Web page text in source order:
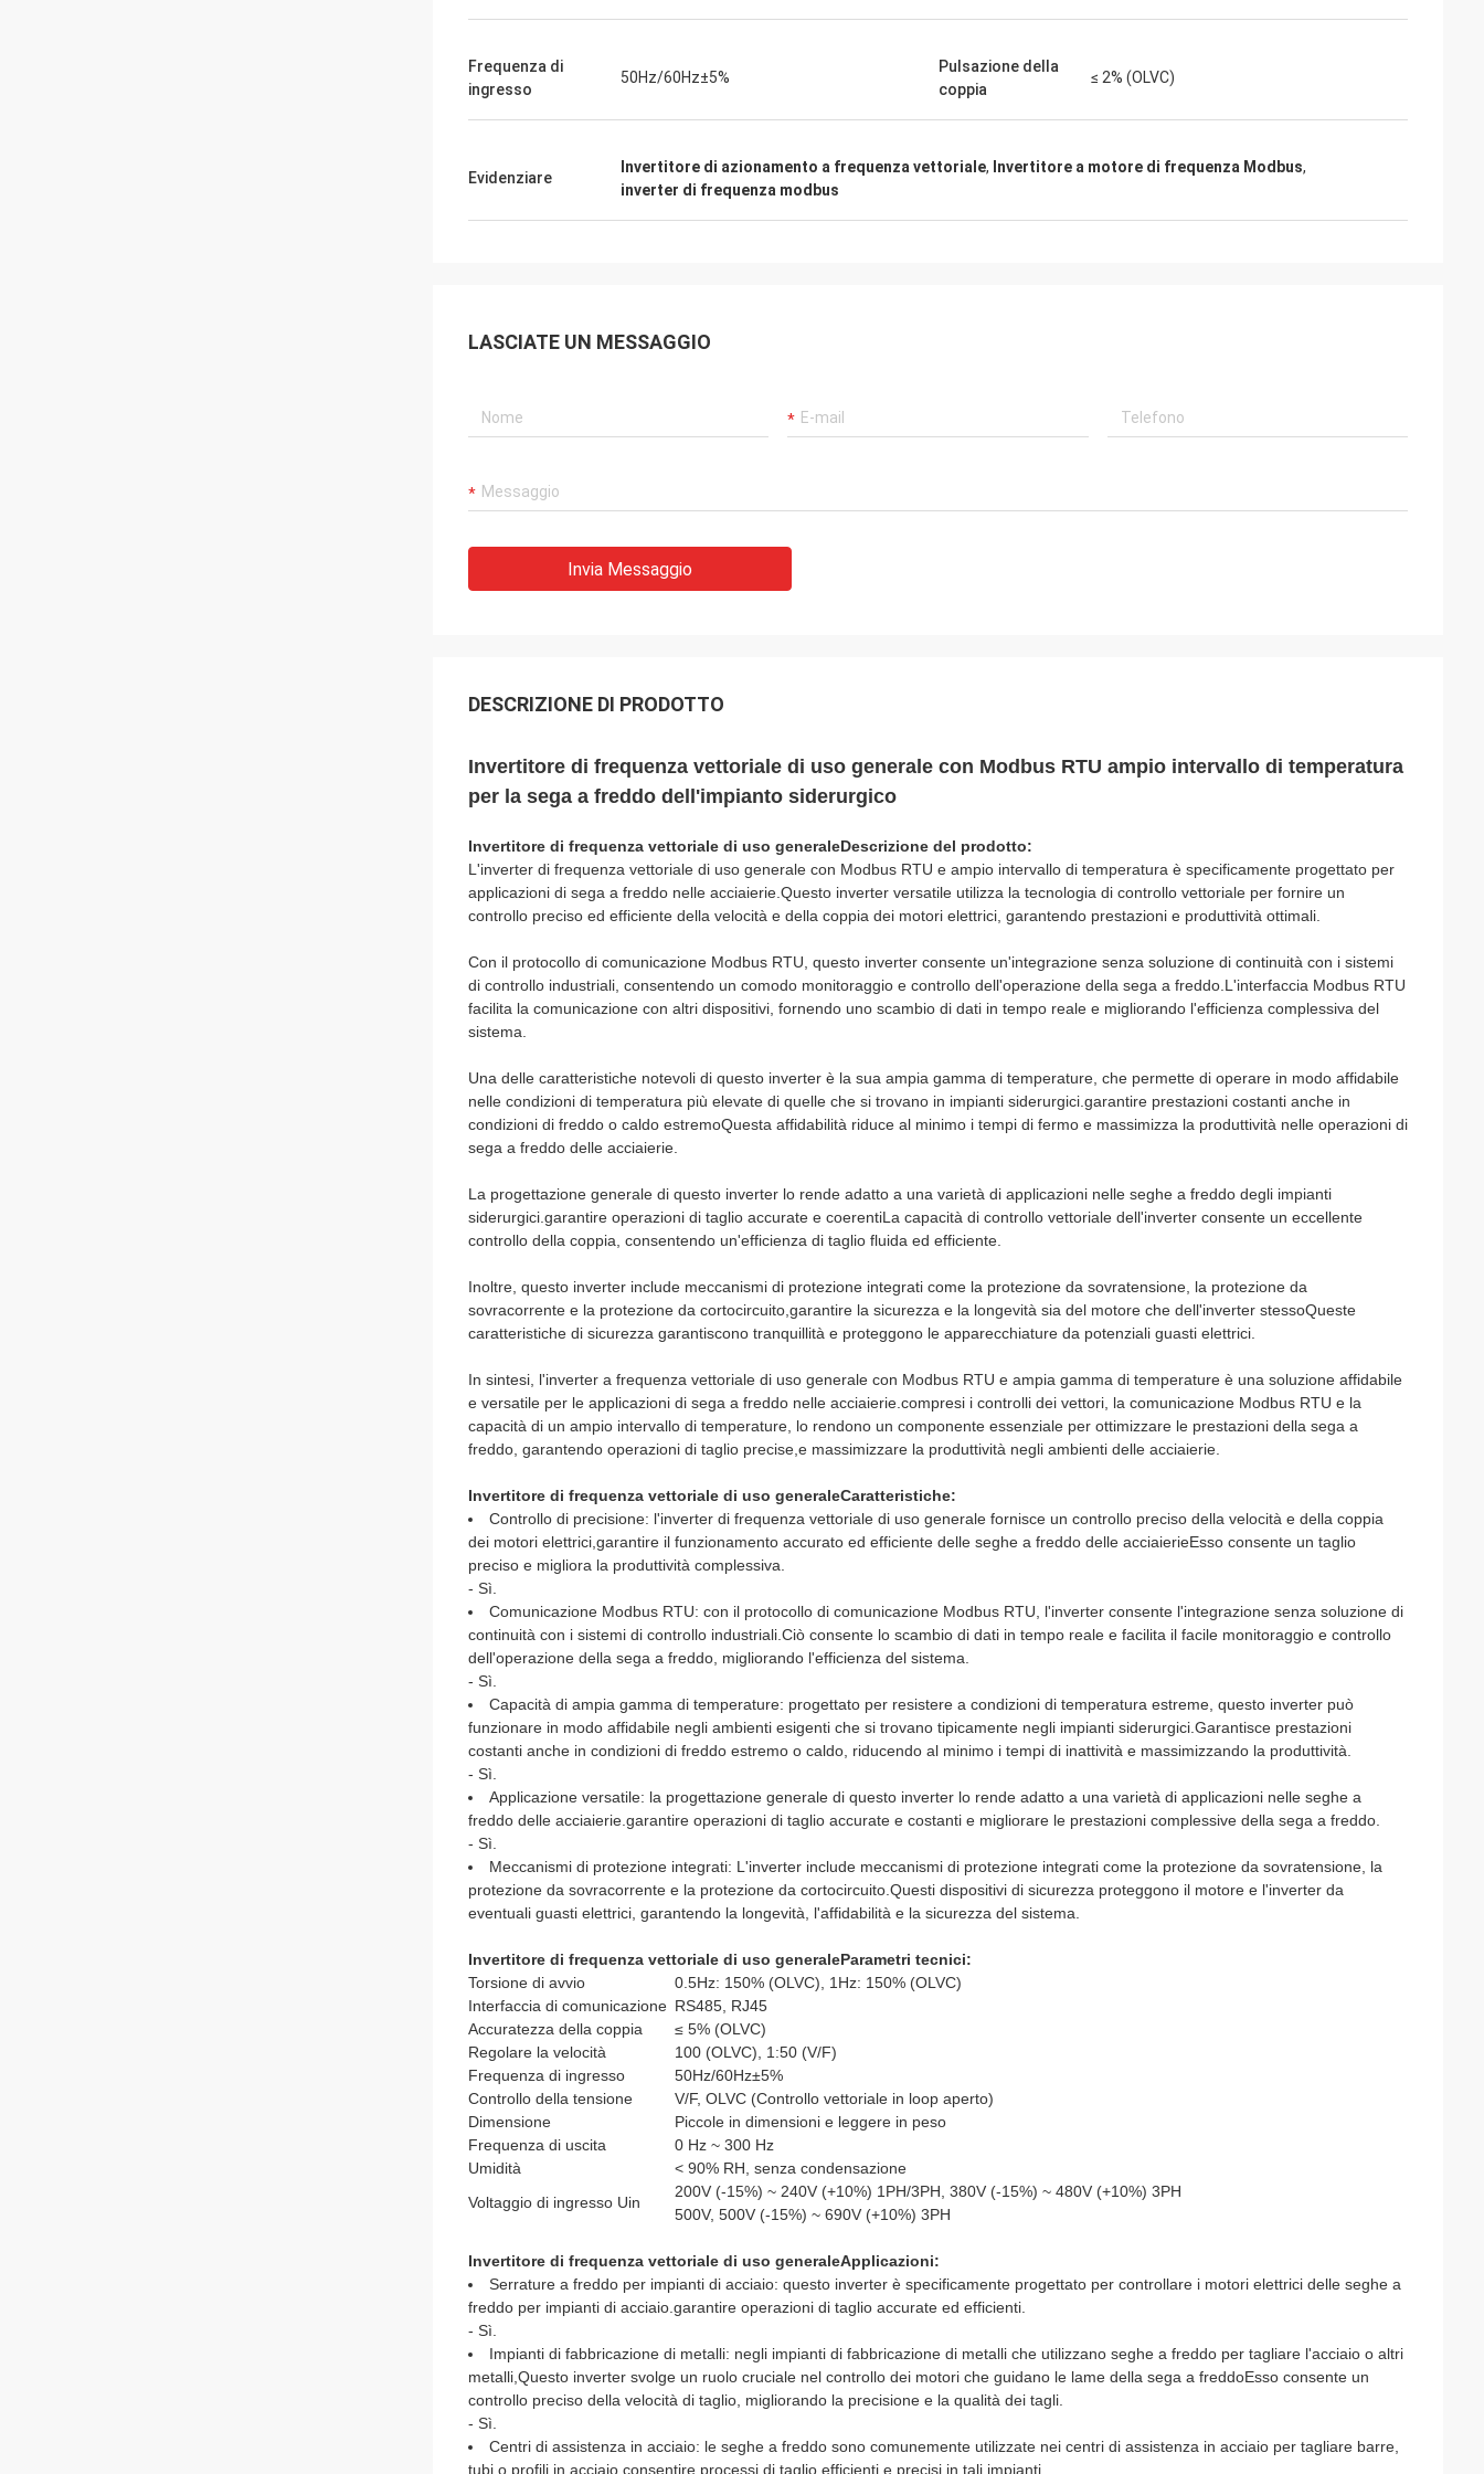
Frequenza di
ingresso
50Hz/60Hz±5%
Pulsazione della
coppia
≤ 2% (OLVC)
Evidenziare
Invertitore di azionamento a frequenza vettoriale, Invertitore a motore di frequenza Modbus,
inverter di frequenza modbus
LASCIATE UN MESSAGGIO
Invia Messaggio
DESCRIZIONE DI PRODOTTO
Invertitore di frequenza vettoriale di uso generale con Modbus RTU ampio intervallo di temperatura
per la sega a freddo dell'impianto siderurgico
Invertitore di frequenza vettoriale di uso generaleDescrizione del prodotto:
L'inverter di frequenza vettoriale di uso generale con Modbus RTU e ampio intervallo di temperatura è specificamente progettato per
applicazioni di sega a freddo nelle acciaierie.Questo inverter versatile utilizza la tecnologia di controllo vettoriale per fornire un
controllo preciso ed efficiente della velocità e della coppia dei motori elettrici, garantendo prestazioni e produttività ottimali.
Con il protocollo di comunicazione Modbus RTU, questo inverter consente un'integrazione senza soluzione di continuità con i sistemi
di controllo industriali, consentendo un comodo monitoraggio e controllo dell'operazione della sega a freddo.L'interfaccia Modbus RTU
facilita la comunicazione con altri dispositivi, fornendo uno scambio di dati in tempo reale e migliorando l'efficienza complessiva del
sistema.
Una delle caratteristiche notevoli di questo inverter è la sua ampia gamma di temperature, che permette di operare in modo affidabile
nelle condizioni di temperatura più elevate di quelle che si trovano in impianti siderurgici.garantire prestazioni costanti anche in
condizioni di freddo o caldo estremoQuesta affidabilità riduce al minimo i tempi di fermo e massimizza la produttività nelle operazioni di
sega a freddo delle acciaierie.
La progettazione generale di questo inverter lo rende adatto a una varietà di applicazioni nelle seghe a freddo degli impianti
siderurgici.garantire operazioni di taglio accurate e coerentiLa capacità di controllo vettoriale dell'inverter consente un eccellente
controllo della coppia, consentendo un'efficienza di taglio fluida ed efficiente.
Inoltre, questo inverter include meccanismi di protezione integrati come la protezione da sovratensione, la protezione da
sovracorrente e la protezione da cortocircuito,garantire la sicurezza e la longevità sia del motore che dell'inverter stessoQueste
caratteristiche di sicurezza garantiscono tranquillità e proteggono le apparecchiature da potenziali guasti elettrici.
In sintesi, l'inverter a frequenza vettoriale di uso generale con Modbus RTU e ampia gamma di temperature è una soluzione affidabile
e versatile per le applicazioni di sega a freddo nelle acciaierie.compresi i controlli dei vettori, la comunicazione Modbus RTU e la
capacità di un ampio intervallo di temperature, lo rendono un componente essenziale per ottimizzare le prestazioni della sega a
freddo, garantendo operazioni di taglio precise,e massimizzare la produttività negli ambienti delle acciaierie.
Invertitore di frequenza vettoriale di uso generaleCaratteristiche:
Controllo di precisione: l'inverter di frequenza vettoriale di uso generale fornisce un controllo preciso della velocità e della coppia
dei motori elettrici,garantire il funzionamento accurato ed efficiente delle seghe a freddo delle acciaierieEsso consente un taglio
preciso e migliora la produttività complessiva.
- Sì.
Comunicazione Modbus RTU: con il protocollo di comunicazione Modbus RTU, l'inverter consente l'integrazione senza soluzione di
continuità con i sistemi di controllo industriali.Ciò consente lo scambio di dati in tempo reale e facilita il facile monitoraggio e controllo
dell'operazione della sega a freddo, migliorando l'efficienza del sistema.
- Sì.
Capacità di ampia gamma di temperature: progettato per resistere a condizioni di temperatura estreme, questo inverter può
funzionare in modo affidabile negli ambienti esigenti che si trovano tipicamente negli impianti siderurgici.Garantisce prestazioni
costanti anche in condizioni di freddo estremo o caldo, riducendo al minimo i tempi di inattività e massimizzando la produttività.
- Sì.
Applicazione versatile: la progettazione generale di questo inverter lo rende adatto a una varietà di applicazioni nelle seghe a
freddo delle acciaierie.garantire operazioni di taglio accurate e costanti e migliorare le prestazioni complessive della sega a freddo.
- Sì.
Meccanismi di protezione integrati: L'inverter include meccanismi di protezione integrati come la protezione da sovratensione, la
protezione da sovracorrente e la protezione da cortocircuito.Questi dispositivi di sicurezza proteggono il motore e l'inverter da
eventuali guasti elettrici, garantendo la longevità, l'affidabilità e la sicurezza del sistema.
Invertitore di frequenza vettoriale di uso generaleParametri tecnici:
Torsione di avvio
0.5Hz: 150% (OLVC), 1Hz: 150% (OLVC)
Interfaccia di comunicazione RS485, RJ45
Accuratezza della coppia
≤ 5% (OLVC)
Regolare la velocità
100 (OLVC), 1:50 (V/F)
Frequenza di ingresso
50Hz/60Hz±5%
Controllo della tensione
V/F, OLVC (Controllo vettoriale in loop aperto)
Dimensione
Piccole in dimensioni e leggere in peso
Frequenza di uscita
0 Hz ~ 300 Hz
Umidità
< 90% RH, senza condensazione
Voltaggio di ingresso Uin
200V (-15%) ~ 240V (+10%) 1PH/3PH, 380V (-15%) ~ 480V (+10%) 3PH
500V, 500V (-15%) ~ 690V (+10%) 3PH
Invertitore di frequenza vettoriale di uso generaleApplicazioni:
Serrature a freddo per impianti di acciaio: questo inverter è specificamente progettato per controllare i motori elettrici delle seghe a
freddo per impianti di acciaio.garantire operazioni di taglio accurate ed efficienti.
- Sì.
Impianti di fabbricazione di metalli: negli impianti di fabbricazione di metalli che utilizzano seghe a freddo per tagliare l'acciaio o altri
metalli,Questo inverter svolge un ruolo cruciale nel controllo dei motori che guidano le lame della sega a freddoEsso consente un
controllo preciso della velocità di taglio, migliorando la precisione e la qualità dei tagli.
- Sì.
Centri di assistenza in acciaio: le seghe a freddo sono comunemente utilizzate nei centri di assistenza in acciaio per tagliare barre,
tubi o profili in acciaio.consentire processi di taglio efficienti e precisi in tali impianti.